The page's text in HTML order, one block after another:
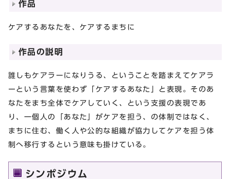
作品
ケアするあなたを、ケアするまちに
作品の説明
誰しもケアラーになりうる、ということを踏まえてケアラ
ーという言葉を使わず「ケアするあなた」と表現。そのあ
なたをまち全体でケアしていく、という支援の表現であ
り、一個人の「あなた」がケアを担う、の体制ではなく、
まちに住む、働く人や公的な組織が協力してケアを担う体
制へ移行するという意味も掛けている。
シンポジウム